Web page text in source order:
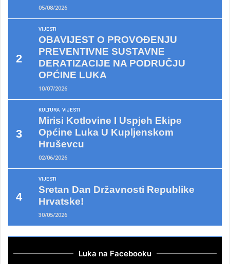
05/08/2026
VIJESTI
OBAVIJEST O PROVOĐENJU
PREVENTIVNE SUSTAVNE
DERATIZACIJE NA PODRUČJU
OPĆINE LUKA
10/07/2026
KULTURA VIJESTI
Mirisi Kotlovine I Uspjeh Ekipe
Općine Luka U Kupljenskom
Hruševcu
02/06/2026
VIJESTI
Sretan Dan Državnosti Republike
Hrvatske!
30/05/2026
Luka na Facebooku